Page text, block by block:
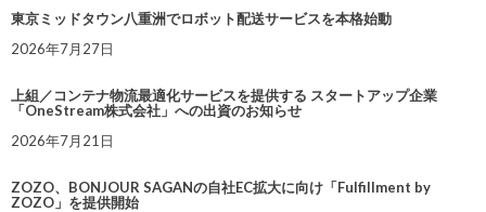
東京ミッドタウン八重洲でロボット配送サービスを本格始動
2026年7月27日
上組／コンテナ物流最適化サービスを提供する スタートアップ企業
「OneStream株式会社」への出資のお知らせ
2026年7月21日
ZOZO、BONJOUR SAGANの自社EC拡大に向け「Fulfillment by
ZOZO」を提供開始